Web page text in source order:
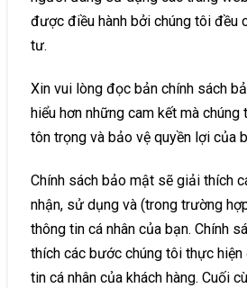
được điều hành bởi chúng tôi đều
tư.
Xin vui lòng đọc bản chính sách
hiểu hơn những cam kết mà
tôn trọng và bảo vệ quyền lợi của
Chính sách bảo mật sẽ giải thích
nhận, sử dụng và (trong trường
thông tin cá nhân của bạn. Chính
thích các bước chúng tôi thực
tin cá nhân của khách hàng. Cuối